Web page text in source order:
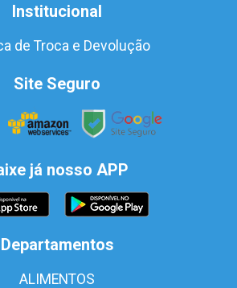
Institucional
de Troca e Devolução
Site Seguro
já nosso APP
Departamentos
ALIMENTOS